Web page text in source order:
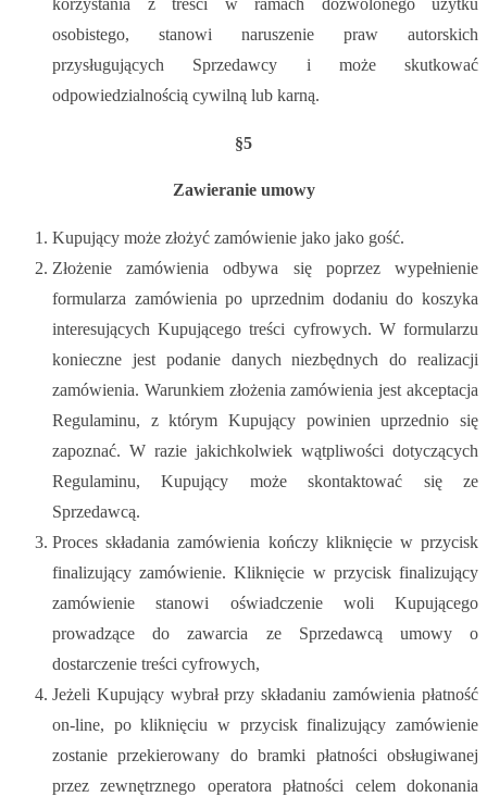
osobistego, stanowi naruszenie praw autorskich
przysługujących Sprzedawcy i może skutkować
odpowiedzialnością cywilną lub karną.
§5
Zawieranie umowy
Kupujący może złożyć zamówienie jako jako gość.
Złożenie zamówienia odbywa się poprzez wypełnienie
formularza zamówienia po uprzednim dodaniu do koszyka
interesujących Kupującego treści cyfrowych. W formularzu
konieczne jest podanie danych niezbędnych do realizacji
zamówienia. Warunkiem złożenia zamówienia jest akceptacja
Regulaminu, z którym Kupujący powinien uprzednio się
zapoznać. W razie jakichkolwiek wątpliwości dotyczących
Regulaminu, Kupujący może skontaktować się ze
Sprzedawcą.
Proces składania zamówienia kończy kliknięcie w przycisk
finalizujący zamówienie. Kliknięcie w przycisk finalizujący
zamówienie stanowi oświadczenie woli Kupującego
prowadzące do zawarcia ze Sprzedawcą umowy o
dostarczenie treści cyfrowych,
Jeżeli Kupujący wybrał przy składaniu zamówienia płatność
on-line, po kliknięciu w przycisk finalizujący zamówienie
zostanie przekierowany do bramki płatności obsługiwanej
przez zewnętrznego operatora płatności celem dokonania